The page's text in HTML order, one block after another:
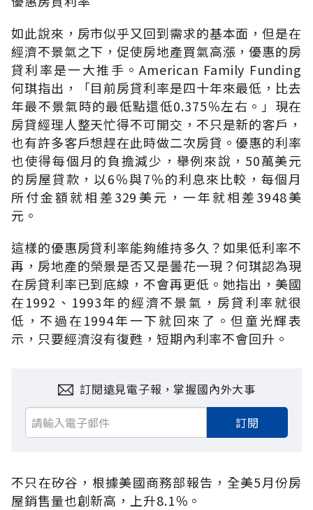
如此說來，房市似乎又回到需求的基本面，但是在
經濟不景氣之下，促使房地產買氣高漲，優惠的房
貸利率是一大推手。American Family Funding
何琪指出，「目前房貸利率是四十年來最低，比去
年最不景氣時的最低點還低0.375％左右。」現在
房貸經理人整天忙得不可開交，不只是新的客戶，
也有許多客戶想趕在此時做二次房貸。優惠的利率
也使得每個月的負擔減少，舉例來說，50萬美元
的房屋貸款，以6％與7％的利息來比較，每個月
所付金額就相差329美元，一年就相差3948美
元。
這樣的優惠房貸利率能夠維持多久？如果低利率不
再，房地產的榮景是否又是曇花一現？何琪認為現
在房貸利率已到底線，不會再更低。她指出，美國
在1992、1993年的經濟不景氣，房貸利率就很
低，不過在1994年一下就回來了。但童光輝表
示，只要經濟沒有復甦，短期內利率不會回升。
訂閱遠見電子報，掌握國內外大事
訂閱
不只在矽谷，根據美國商務部報告，全美5月份房
屋銷售量也創新高，上升8.1％。